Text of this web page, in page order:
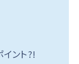
ント?!